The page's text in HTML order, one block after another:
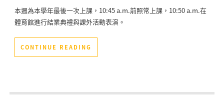
本週為本學年最後一次上課，10:45 a.m.前照常上課，10:50 a.m.在
體育館進行結業典禮與課外活動表演。
CONTINUE READING